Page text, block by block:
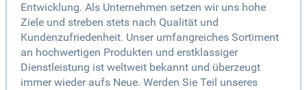
Entwicklung. Als Unternehmen setzen wir uns hohe
Ziele und streben stets nach Qualität und
Kundenzufriedenheit. Unser umfangreiches Sortiment
an hochwertigen Produkten und erstklassiger
Dienstleistung ist weltweit bekannt und überzeugt
immer wieder aufs Neue. Werden Sie Teil unseres